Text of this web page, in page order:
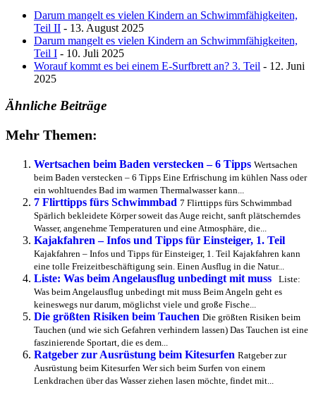
Darum mangelt es vielen Kindern an Schwimmfähigkeiten,
Teil II - 13. August 2025
Darum mangelt es vielen Kindern an Schwimmfähigkeiten,
Teil I - 10. Juli 2025
Worauf kommt es bei einem E-Surfbrett an? 3. Teil - 12. Juni
2025
Ähnliche Beiträge
Mehr Themen:
Wertsachen beim Baden verstecken – 6 Tipps Wertsachen
beim Baden verstecken – 6 Tipps Eine Erfrischung im kühlen Nass oder
ein wohltuendes Bad im warmen Thermalwasser kann...
7 Flirttipps fürs Schwimmbad 7 Flirttipps fürs Schwimmbad
Spärlich bekleidete Körper soweit das Auge reicht, sanft plätscherndes
Wasser, angenehme Temperaturen und eine Atmosphäre, die...
Kajakfahren – Infos und Tipps für Einsteiger, 1. Teil
Kajakfahren – Infos und Tipps für Einsteiger, 1. Teil Kajakfahren kann
eine tolle Freizeitbeschäftigung sein. Einen Ausflug in die Natur...
Liste: Was beim Angelausflug unbedingt mit muss
Liste:
Was beim Angelausflug unbedingt mit muss Beim Angeln geht es
keineswegs nur darum, möglichst viele und große Fische...
Die größten Risiken beim Tauchen Die größten Risiken beim
Tauchen (und wie sich Gefahren verhindern lassen) Das Tauchen ist eine
faszinierende Sportart, die es dem...
Ratgeber zur Ausrüstung beim Kitesurfen Ratgeber zur
Ausrüstung beim Kitesurfen Wer sich beim Surfen von einem
Lenkdrachen über das Wasser ziehen lasen möchte, findet mit...